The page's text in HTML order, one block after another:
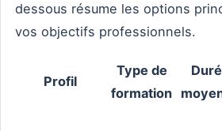
dessous résume les options
vos objectifs professionnels.
Profil
Type de
formation